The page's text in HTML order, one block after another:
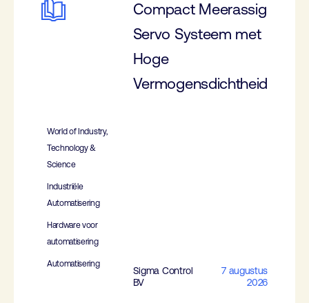
Compact Meerassig
Servo Systeem met
Hoge
Vermogensdichtheid
World of Industry,
Technology &
Science
Industriële
Automatisering
Hardware voor
automatisering
Automatisering
Sigma Control
BV
7 augustus
2026